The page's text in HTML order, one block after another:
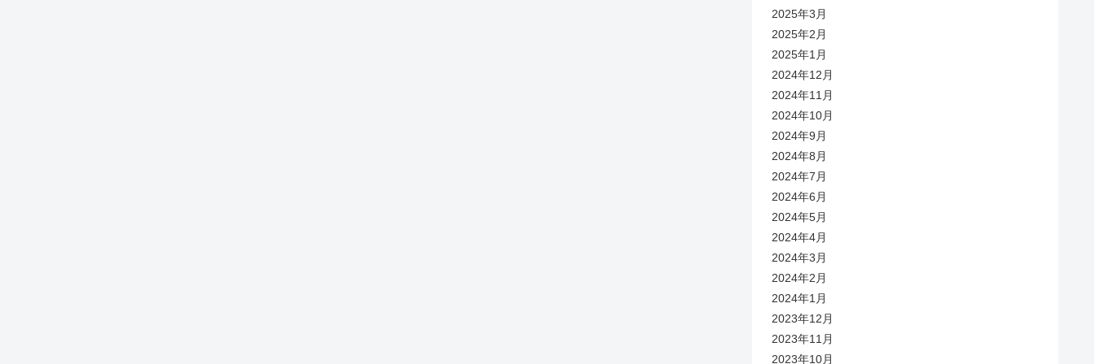
2025年3月
2025年2月
2025年1月
2024年12月
2024年11月
2024年10月
2024年9月
2024年8月
2024年7月
2024年6月
2024年5月
2024年4月
2024年3月
2024年2月
2024年1月
2023年12月
2023年11月
2023年10月